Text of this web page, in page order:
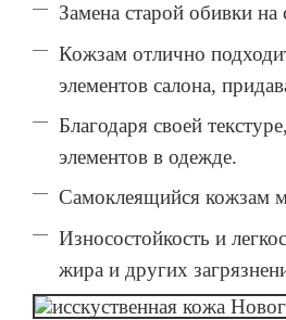
Замена старой обивки
Кожзам отлично
элементов салона,
Благодаря своей
элементов в одежде.
Самоклеящийся кожзам
Износостойкость и
жира и других